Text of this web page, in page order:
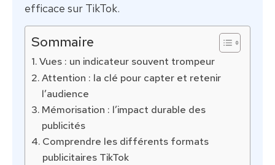
efficace sur TikTok.
Sommaire
Vues : un indicateur souvent trompeur
Attention : la clé pour capter et retenir
l’audience
Mémorisation : l’impact durable des
publicités
Comprendre les différents formats
publicitaires TikTok